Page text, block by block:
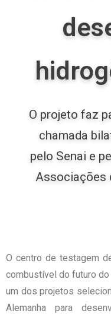
O projeto faz
chamada
pelo Senai e
Associações
O centro de testagem
combustível do futuro do
um dos projetos
Alemanha para